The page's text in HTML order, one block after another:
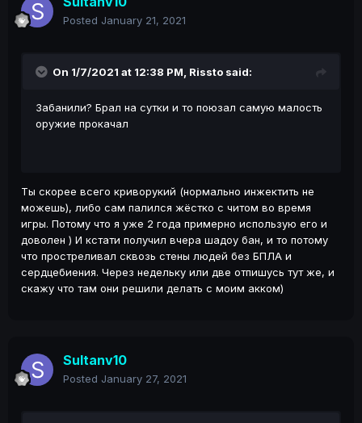
Posted January 21, 2021
On 1/7/2021 at 12:38 PM, Rissto said:
Забанили? Брал на сутки и то поюзал самую малость
оружие прокачал
Ты скорее всего криворукий (нормально инжектить не
можешь), либо сам палился жёстко с читом во время
игры. Потому что я уже 2 года примерно использую его и
доволен ) И кстати получил вчера шадоу бан, и то потому
что простреливал сквозь стены людей без БПЛА и
сердцебиения. Через недельку или две отпишусь тут же, и
скажу что там они решили делать с моим акком)
Sultanv10
Posted January 27, 2021